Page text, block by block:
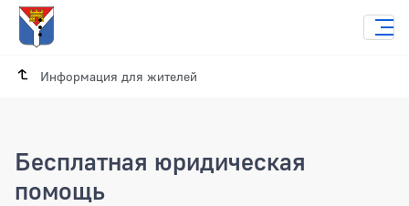
Информация для жителей
Бесплатная юридическая
помощь